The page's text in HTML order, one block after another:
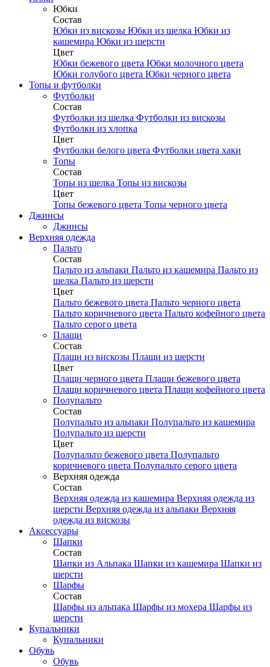
Юбки
Состав
Юбки из вискозы Юбки из шелка Юбки из
кашемира Юбки из шерсти
Цвет
Юбки бежевого цвета Юбки молочного цвета
Юбки голубого цвета Юбки черного цвета
Топы и футболки
Футболки
Состав
Футболки из шелка Футболки из вискозы
Футболки из хлопка
Цвет
Футболки белого цвета Футболки цвета хаки
Топы
Состав
Топы из шелка Топы из вискозы
Цвет
Топы бежевого цвета Топы черного цвета
Джинсы
Джинсы
Верхняя одежда
Пальто
Состав
Пальто из альпаки Пальто из кашемира Пальто из
шелка Пальто из шерсти
Цвет
Пальто бежевого цвета Пальто черного цвета
Пальто коричневого цвета Пальто кофейного цвета
Пальто серого цвета
Плащи
Состав
Плащи из вискозы Плащи из шерсти
Цвет
Плащи черного цвета Плащи бежевого цвета
Плащи коричневого цвета Плащи кофейного цвета
Полупальто
Состав
Полупальто из альпаки Полупальто из кашемира
Полупальто из шерсти
Цвет
Полупальто бежевого цвета Полупальто
коричневого цвета Полупальто серого цвета
Верхняя одежда
Состав
Верхняя одежда из кашемира Верхняя одежда из
шерсти Верхняя одежда из альпаки Верхняя
одежда из вискозы
Аксесcуары
Шапки
Состав
Шапки из Альпака Шапки из кашемира Шапки из
шерсти
Шарфы
Состав
Шарфы из альпака Шарфы из мохера Шарфы из
шерсти
Купальники
Купальники
Обувь
Обувь